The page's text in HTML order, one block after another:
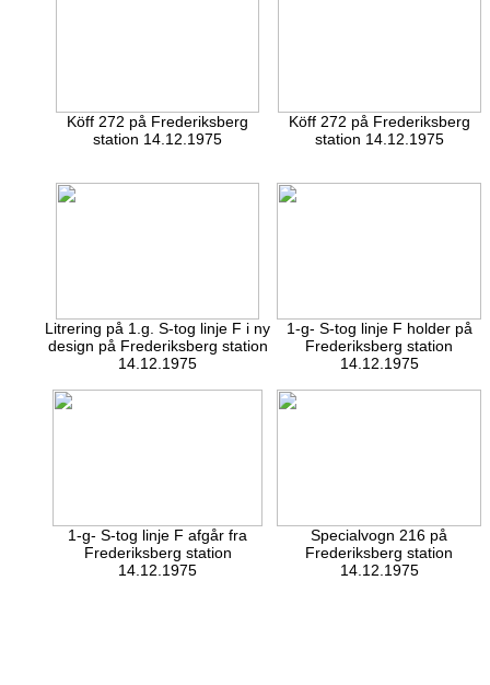
Köff 272 på Frederiksberg
station 14.12.1975
Köff 272 på Frederiksberg
station 14.12.1975
Litrering på 1.g. S-tog linje F i ny
design på Frederiksberg station
14.12.1975
1-g- S-tog linje F holder på
Frederiksberg station
14.12.1975
1-g- S-tog linje F afgår fra
Frederiksberg station
14.12.1975
Specialvogn 216 på
Frederiksberg station
14.12.1975